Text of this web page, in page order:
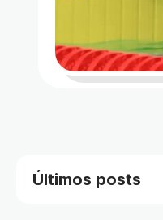
Últimos posts